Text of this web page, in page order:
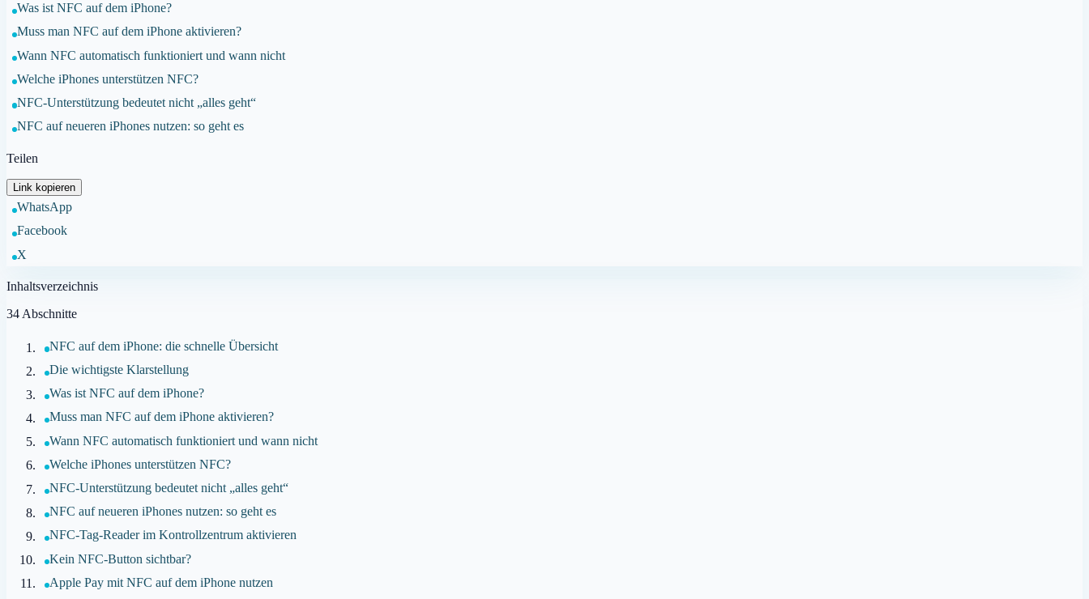
Was ist NFC auf dem iPhone?
Muss man NFC auf dem iPhone aktivieren?
Wann NFC automatisch funktioniert und wann nicht
Welche iPhones unterstützen NFC?
NFC-Unterstützung bedeutet nicht „alles geht“
NFC auf neueren iPhones nutzen: so geht es
Teilen
Link kopieren
WhatsApp
Facebook
X
Inhaltsverzeichnis
34 Abschnitte
NFC auf dem iPhone: die schnelle Übersicht
Die wichtigste Klarstellung
Was ist NFC auf dem iPhone?
Muss man NFC auf dem iPhone aktivieren?
Wann NFC automatisch funktioniert und wann nicht
Welche iPhones unterstützen NFC?
NFC-Unterstützung bedeutet nicht „alles geht“
NFC auf neueren iPhones nutzen: so geht es
NFC-Tag-Reader im Kontrollzentrum aktivieren
Kein NFC-Button sichtbar?
Apple Pay mit NFC auf dem iPhone nutzen